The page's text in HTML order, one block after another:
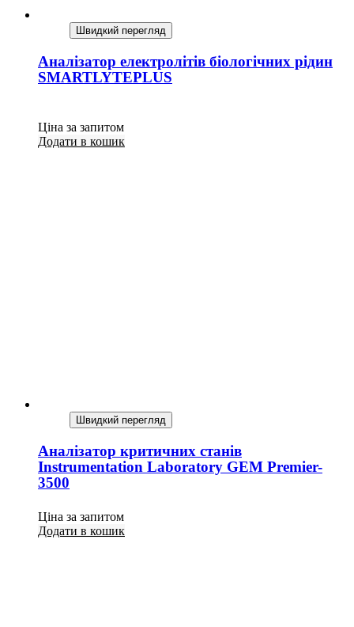
Швидкий перегляд
Аналізатор електролітів біологічних рідин
SMARTLYTEPLUS
Ціна за запитом
Додати в кошик
Швидкий перегляд
Аналізатор критичних станів
Instrumentation Laboratory GEM Premier-
3500
Ціна за запитом
Додати в кошик